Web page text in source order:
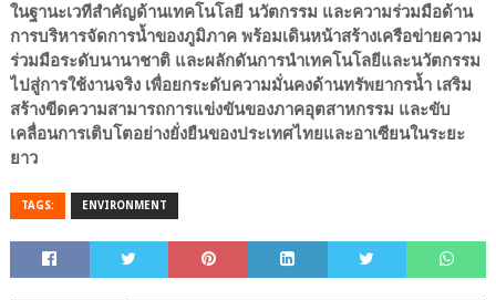
ในฐานะเวทีสำคัญด้านเทคโนโลยี นวัตกรรม และความร่วมมือด้าน
การบริหารจัดการน้ำของภูมิภาค พร้อมเดินหน้าสร้างเครือข่ายความ
ร่วมมือระดับนานาชาติ และผลักดันการนำเทคโนโลยีและนวัตกรรม
ไปสู่การใช้งานจริง เพื่อยกระดับความมั่นคงด้านทรัพยากรน้ำ เสริม
สร้างขีดความสามารถการแข่งขันของภาคอุตสาหกรรม และขับ
เคลื่อนการเติบโตอย่างยั่งยืนของประเทศไทยและอาเซียนในระยะ
ยาว
TAGS: ENVIRONMENT